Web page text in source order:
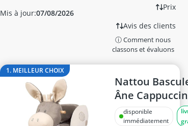
bakugan
balançoire sexe
balle anti-stress
balles pour piscine à balles
bateau amorçage
billard indien
Bloc de construction
blocs de construction
Mis à jour:07/08/2026
Prix
Avis des clients
ⓘ Comment nous
classons et évaluons
1. MEILLEUR CHOIX
Nattou
Âne
10-36 Mois,
disponible
immédiatement